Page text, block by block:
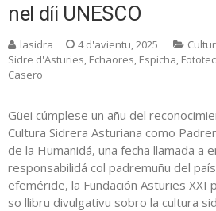
nel díi UNESCO
lasidra 4 d'avientu, 2025
Sidre d'Asturies Echaores Espicha
Casero
Güei cúmplese un añu del
Cultura Sidrera Asturiana como
de la Humanidá, una fecha llamada a
responsabilidá col padremuñu del
efeméride, la Fundación Asturies XXI
so llibru divulgativu sobro la cultura